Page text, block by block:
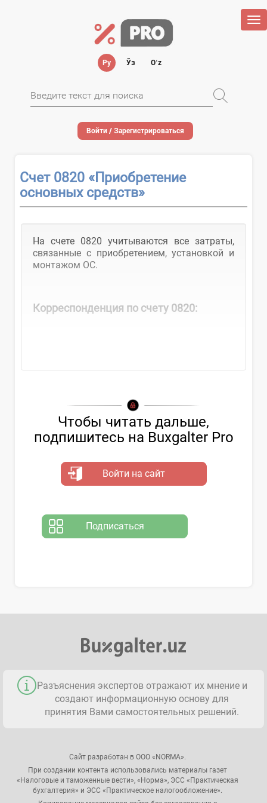
Ру Ўз Oʻz
Войти / Зарегистрироваться
Счет 0820 «Приобретение
основных средств»
На счете 0820 учитываются все затраты,
связанные с приобретением, установкой и
монтажом ОС.
Корреспонденция по счету 0820:
Чтобы читать дальше,
подпишитесь на Buxgalter Pro
Войти на сайт
Подписаться
Разъяснения экспертов отражают их мнение и
создают информационную основу для
принятия Вами самостоятельных решений.
Сайт разработан в ООО «NORMA».
При создании контента использовались материалы газет
«Налоговые и таможенные вести», «Норма», ЭСС «Практическая
бухгалтерия» и ЭСС «Практическое налогообложение».